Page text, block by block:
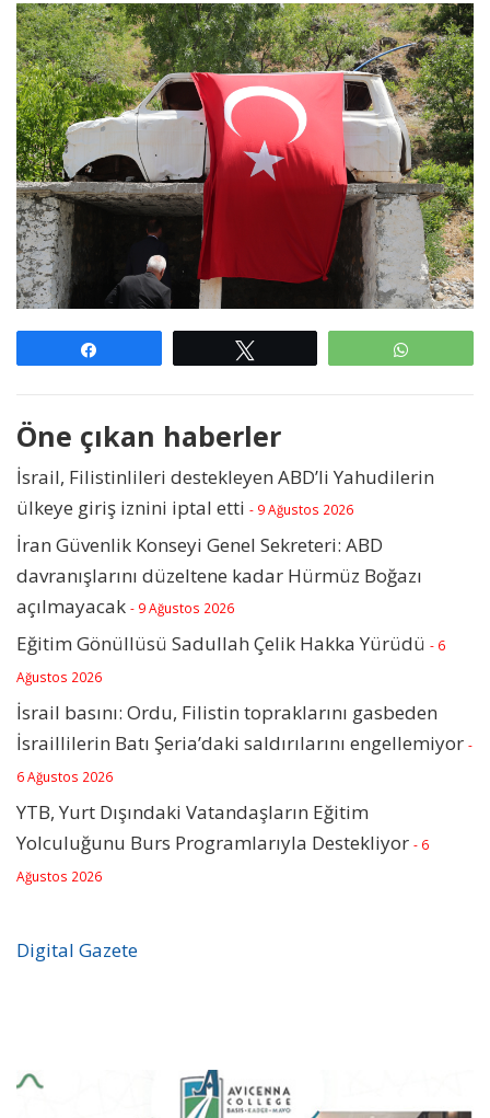
Öne çıkan haberler
İsrail, Filistinlileri destekleyen ABD’li Yahudilerin
ülkeye giriş iznini iptal etti - 9 Ağustos 2026
İran Güvenlik Konseyi Genel Sekreteri: ABD
davranışlarını düzeltene kadar Hürmüz Boğazı
açılmayacak - 9 Ağustos 2026
Eğitim Gönüllüsü Sadullah Çelik Hakka Yürüdü - 6
Ağustos 2026
İsrail basını: Ordu, Filistin topraklarını gasbeden
İsraillilerin Batı Şeria’daki saldırılarını engellemiyor -
6 Ağustos 2026
YTB, Yurt Dışındaki Vatandaşların Eğitim
Yolculuğunu Burs Programlarıyla Destekliyor - 6
Ağustos 2026
Digital Gazete